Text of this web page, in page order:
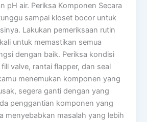
pH air. Periksa Komponen Secara
sampai kloset bocor untuk
Lakukan pemeriksaan rutin
untuk memastikan semua
dengan baik. Periksa kondisi
valve, rantai flapper, dan seal
menemukan komponen yang
segera ganti dengan yang
penggantian komponen yang
menyebabkan masalah yang lebih